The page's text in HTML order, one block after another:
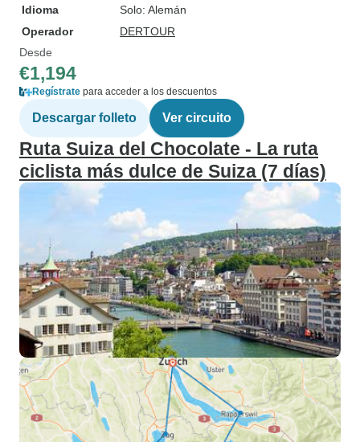
Idioma
Solo: Alemán
Operador
DERTOUR
Desde
€1,194
Regístrate para acceder a los descuentos
Descargar folleto Ver circuito
Ruta Suiza del Chocolate - La ruta
ciclista más dulce de Suiza (7 días)